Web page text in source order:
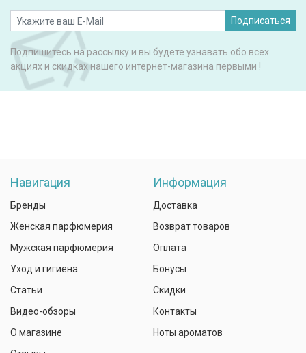
Подписаться
Подпишитесь на рассылку и вы будете узнавать обо всех
акциях и скидках нашего интернет-магазина первыми !
Навигация
Бренды
Женская парфюмерия
Мужская парфюмерия
Уход и гигиена
Статьи
Видео-обзоры
О магазине
Информация
Доставка
Возврат товаров
Оплата
Бонусы
Скидки
Контакты
Ноты ароматов